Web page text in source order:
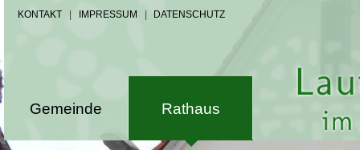
KONTAKT IMPRESSUM DATENSCHUTZ
Gemeinde Rathaus